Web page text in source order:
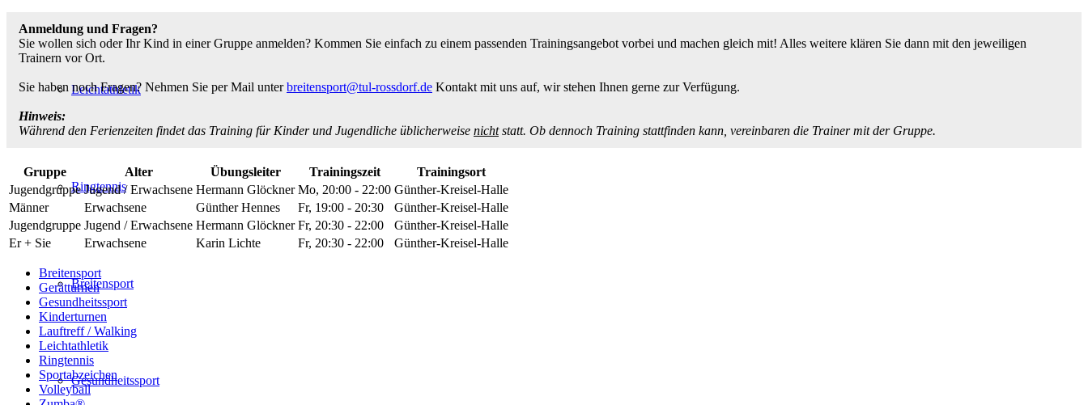
Leichtathletik
Ringtennis
Breitensport
Gesundheitssport
Anmeldung und Fragen?
Sie wollen sich oder Ihr Kind in einer Gruppe anmelden? Kommen Sie einfach zu einem passenden Trainingsangebot vorbei und machen gleich mit! Alles weitere klären Sie dann mit den jeweiligen
Trainern vor Ort.
Sie haben noch Fragen? Nehmen Sie per Mail unterbreitensport@tul-rossdorf.de Kontakt mit uns auf, wir stehen Ihnen gerne zur Verfügung.
Hinweis:
Während den Ferienzeiten findet das Training für Kinder und Jugendliche üblicherweise nichtstatt. Ob dennoch Training stattfinden kann, vereinbaren die Trainer mit der Gruppe.
Gruppe Alter Übungsleiter Trainingszeit
Trainingsort
Jugendgruppe Jugend / Erwachsene Hermann Glöckner Mo, 20:00 - 22:00 Günther-Kreisel-Halle
Männer
Erwachsene Günther Hennes Fr, 19:00 - 20:30
Günther-Kreisel-Halle
Jugendgruppe Jugend / Erwachsene Hermann Glöckner Fr, 20:30 - 22:00
Günther-Kreisel-Halle
Er + Sie
Erwachsene Karin Lichte Fr, 20:30 - 22:00 Günther-Kreisel-Halle
Breitensport
Gerätturnen
Gesundheitssport
Kinderturnen
Lauftreff / Walking
Leichtathletik
Ringtennis
Sportabzeichen
Volleyball